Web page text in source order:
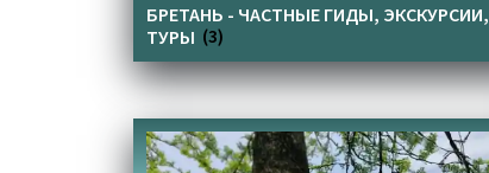
БРЕТАНЬ - ЧАСТНЫЕ ГИДЫ, ЭКСКУРСИИ,
ТУРЫ (3)